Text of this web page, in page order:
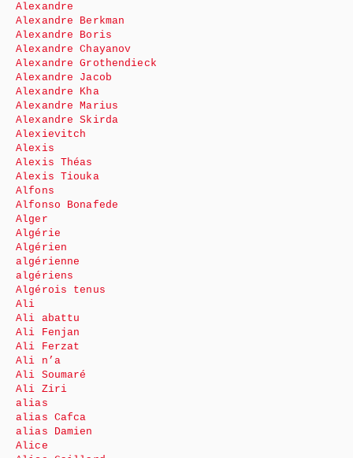
Alexandre
Alexandre Berkman
Alexandre Boris
Alexandre Chayanov
Alexandre Grothendieck
Alexandre Jacob
Alexandre Kha
Alexandre Marius
Alexandre Skirda
Alexievitch
Alexis
Alexis Théas
Alexis Tiouka
Alfons
Alfonso Bonafede
Alger
Algérie
Algérien
algérienne
algériens
Algérois tenus
Ali
Ali abattu
Ali Fenjan
Ali Ferzat
Ali n’a
Ali Soumaré
Ali Ziri
alias
alias Cafca
alias Damien
Alice